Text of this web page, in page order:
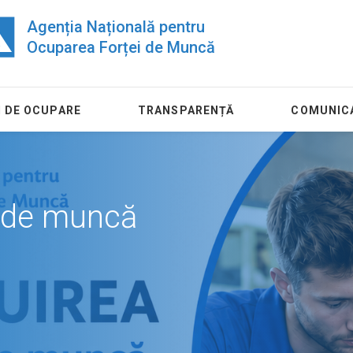
Agenția Națională pentru
Ocuparea Forței de Muncă
DE OCUPARE TRANSPARENȚĂ
muncă